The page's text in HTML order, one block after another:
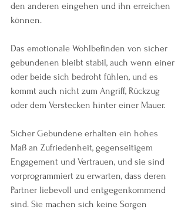
den anderen eingehen und ihn erreichen
können.
Das emotionale Wohlbefinden von sicher
gebundenen bleibt stabil, auch wenn einer
oder beide sich bedroht fühlen, und es
kommt auch nicht zum Angriff, Rückzug
oder dem Verstecken hinter einer Mauer.
Sicher Gebundene erhalten ein hohes
Maß an Zufriedenheit, gegenseitigem
Engagement und Vertrauen, und sie sind
vorprogrammiert zu erwarten, dass deren
Partner liebevoll und entgegenkommend
sind. Sie machen sich keine Sorgen